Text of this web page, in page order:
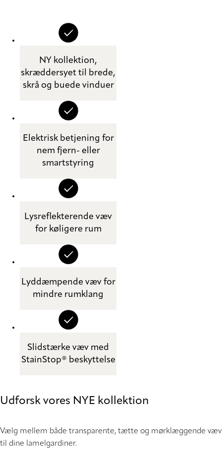
NY kollektion,
skræddersyet til brede,
skrå og buede vinduer
Elektrisk betjening for
nem fjern- eller
smartstyring
Lysreflekterende væv
for køligere rum
Lyddæmpende væv for
mindre rumklang
Slidstærke væv med
StainStop® beskyttelse
Udforsk vores NYE kollektion
Vælg mellem både transparente, tætte og mørklæggende væv
til dine lamelgardiner.